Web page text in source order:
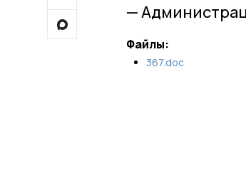
—
Файлы:
367.doc